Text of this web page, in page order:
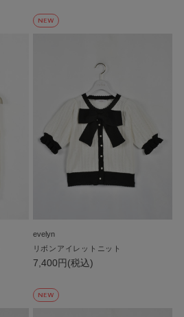
NEW
evelyn
リボンアイレットニット
7,400円(税込)
NEW